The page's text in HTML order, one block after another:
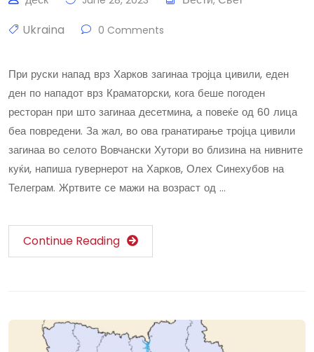
Ukraina
0 Comments
При руски напад врз Харков загинаа тројца цивили, еден
ден по нападот врз Краматорски, кога беше погоден
ресторан при што загинаа десетмина, а повеќе од 60 лица
беа повредени. За жал, во ова гранатирање тројца цивили
загинаа во селото Вовчански Хутори во близина на нивните
куќи, напиша гувернерот на Харков, Олех Синехубов на
Телеграм. Жртвите се мажи на возраст од …
Continue Reading